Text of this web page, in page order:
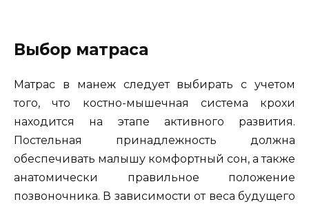
Выбор матраса
Матрас в манеж следует выбирать с учетом
того, что костно-мышечная система крохи
находится на этапе активного развития.
Постельная принадлежность должна
обеспечивать малышу комфортный сон, а также
анатомически правильное положение
позвоночника. В зависимости от веса будущего